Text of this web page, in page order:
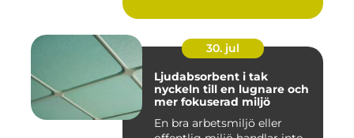
30. jul
Ljudabsorbent i tak
nyckeln till en lugnare och
mer fokuserad miljö
En bra arbetsmiljö eller